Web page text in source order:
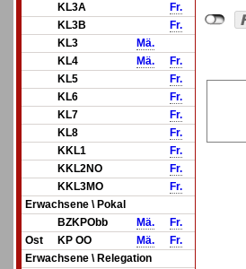
KL3A
Fr.
KL3B
Fr.
KL3
Mä.
KL4
Mä.
Fr.
KL5
Fr.
KL6
Fr.
KL7
Fr.
KL8
Fr.
KKL1
Fr.
KKL2NO
Fr.
KKL3MO
Fr.
Erwachsene \ Pokal
BZKPObb
Mä.
Fr.
Ost
KP OO Mä.
Fr.
Erwachsene \ Relegation